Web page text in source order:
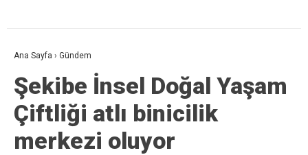
Ana Sayfa › Gündem
Şekibe İnsel Doğal Yaşam
Çiftliği atlı binicilik
merkezi oluyor